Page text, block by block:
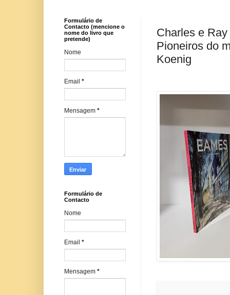
Charles e
Pioneiros do
Koenig
Formulário de
Contacto (mencione o
nome do livro que
pretende)
Nome
Email *
Mensagem *
Formulário de
Contacto
Nome
Email *
Mensagem *